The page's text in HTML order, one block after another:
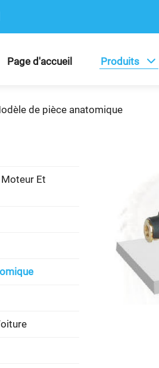
Page d'accueil Produits
de pièce anatomique
Et